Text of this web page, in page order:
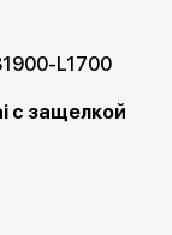
L1700
с защелкой